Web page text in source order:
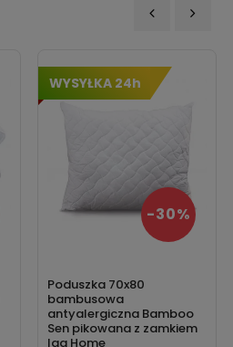
WYSYŁKA 24h
Poduszka 70x80
bambusowa
antyalergiczna Bamboo
Sen pikowana z zamkiem
Iga Home
-30%